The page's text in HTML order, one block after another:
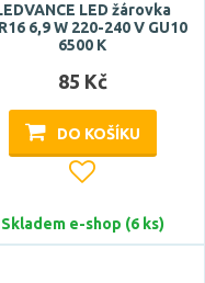
LED žárovka
6,9 W 220-240 V GU10
6500 K
85 Kč
DO KOŠÍKU
Skladem e-shop (6 ks)